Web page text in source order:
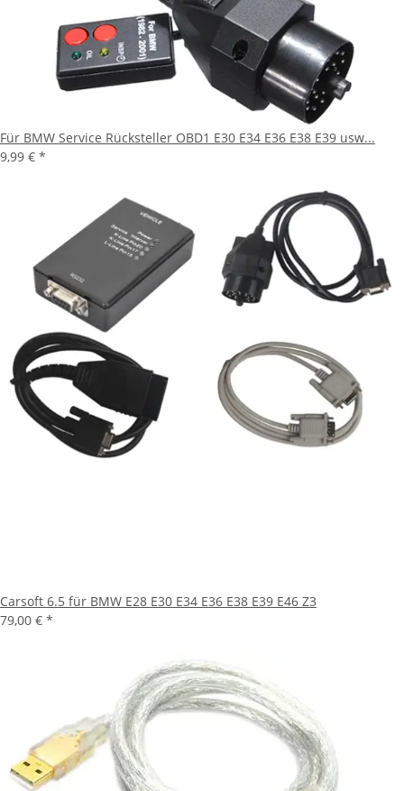
Für BMW Service Rücksteller OBD1 E30 E34 E36 E38 E39 usw...
9,99 € *
Carsoft 6.5 für BMW E28 E30 E34 E36 E38 E39 E46 Z3
79,00 € *